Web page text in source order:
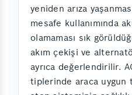
yeniden arıza
mesafe kullanımında
olamaması sık
akım çekişi ve
ayrıca değerlendirilir.
tiplerinde araca